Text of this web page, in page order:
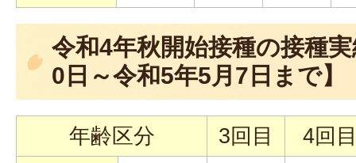
令和4年秋開始接種の接種
0日～令和5年5月7日まで】
年齢区分 3回目 4回